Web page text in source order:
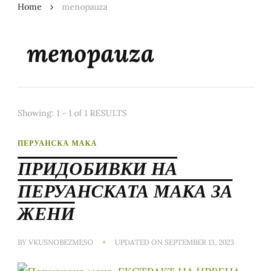
Home menopauza
menopauza
Showing: 1 - 1 of 1 RESULTS
ПЕРУАНСКА МАКА
ПРИДОБИВКИ НА
ПЕРУАНСКАТА МАКА ЗА
ЖЕНИ
BY VKUSNOBEZMESO UPDATED ON SEPTEMBER 13, 2023